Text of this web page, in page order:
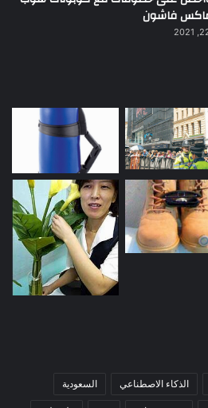
فاشون
الذكاء الاصطناعي السعودية